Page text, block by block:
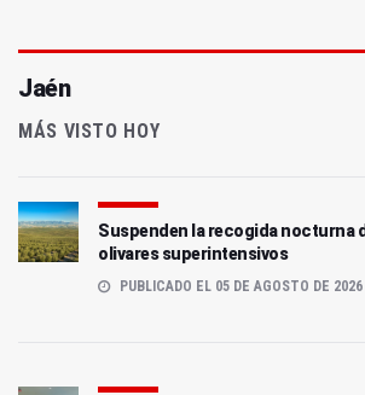
Jaén
MÁS VISTO HOY
Suspenden la recogida nocturna
olivares superintensivos
PUBLICADO EL 05 DE AGOSTO DE 2026